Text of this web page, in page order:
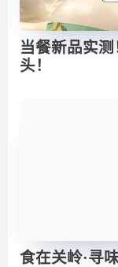
当餐新品实
头！
食在关岭·寻